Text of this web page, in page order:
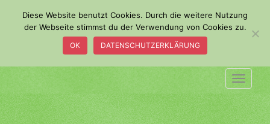
o
a
i
Diese Website benutzt Cookies. Durch die weitere Nutzung
der Webseite stimmst du der Verwendung von Cookies zu.
OK DATENSCHUTZERKLÄRUNG